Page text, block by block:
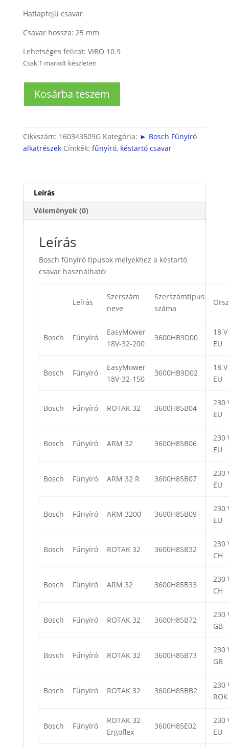
Hatlapfejű csavar
Csavar hossza: 25 mm
Lehetséges felirat: VIBO 10.9
Csak 1 maradt készleten
Késtartó
Kosárba teszem
Cikkszám: 160343509G Kategória: ► Bosch Fűnyíró
alkatrészek Címkék: fűnyíró, késtartó csavar
Leírás
Vélemények (0)
Leírás
Bosch fűnyíró típusok melyekhez a késtartó
csavar használható:
Leírás
Szerszám
neve
Szerszámtípus
száma
Bosch Fűnyíró
EasyMower
18V-32-200
3600HB9D00
18
EU
Bosch Fűnyíró
EasyMower
18V-32-150
3600HB9D02
18
EU
Bosch Fűnyíró ROTAK 32 3600H85B04
230
EU
Bosch Fűnyíró ARM 32 3600H85B06
230
EU
Bosch Fűnyíró ARM 32 R 3600H85B07
230
EU
Bosch Fűnyíró ARM 3200 3600H85B09
230
EU
Bosch Fűnyíró ROTAK 32 3600H85B32
230
CH
Bosch Fűnyíró ARM 32 3600H85B33
230
CH
Bosch Fűnyíró ROTAK 32 3600H85B72
230
GB
Bosch Fűnyíró ROTAK 32 3600H85B73
230
GB
Bosch Fűnyíró ROTAK 32 3600H85BB2
230
ROK
Bosch Fűnyíró
ROTAK 32
Ergoflex
3600H85E02
230
EU